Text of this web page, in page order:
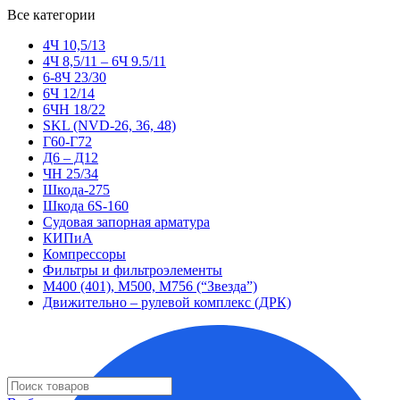
Все категории
4Ч 10,5/13
4Ч 8,5/11 – 6Ч 9.5/11
6-8Ч 23/30
6Ч 12/14
6ЧН 18/22
SKL (NVD-26, 36, 48)
Г60-Г72
Д6 – Д12
ЧН 25/34
Шкода-275
Шкода 6S-160
Судовая запорная арматура
КИПиА
Компрессоры
Фильтры и фильтроэлементы
М400 (401), М500, М756 (“Звезда”)
Движительно – рулевой комплекс (ДРК)